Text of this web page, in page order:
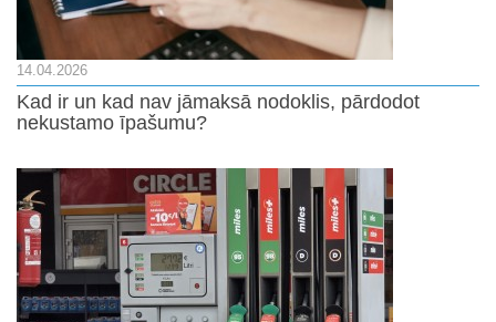
14.04.2026
Kad ir un kad nav jāmaksā nodoklis, pārdodot
nekustamo īpašumu?